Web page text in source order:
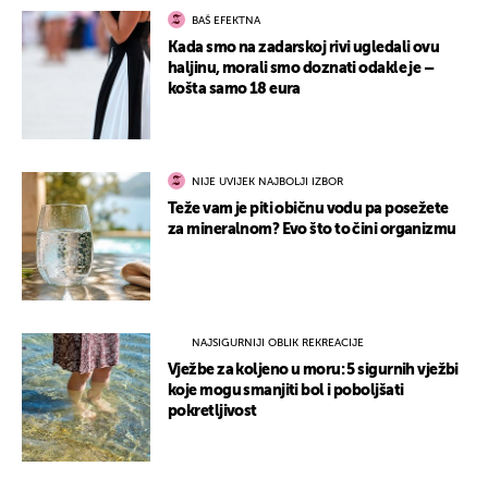
BAŠ EFEKTNA
Kada smo na zadarskoj rivi ugledali ovu
haljinu, morali smo doznati odakle je –
košta samo 18 eura
NIJE UVIJEK NAJBOLJI IZBOR
Teže vam je piti običnu vodu pa posežete
za mineralnom? Evo što to čini organizmu
NAJSIGURNIJI OBLIK REKREACIJE
Vježbe za koljeno u moru: 5 sigurnih vježbi
koje mogu smanjiti bol i poboljšati
pokretljivost